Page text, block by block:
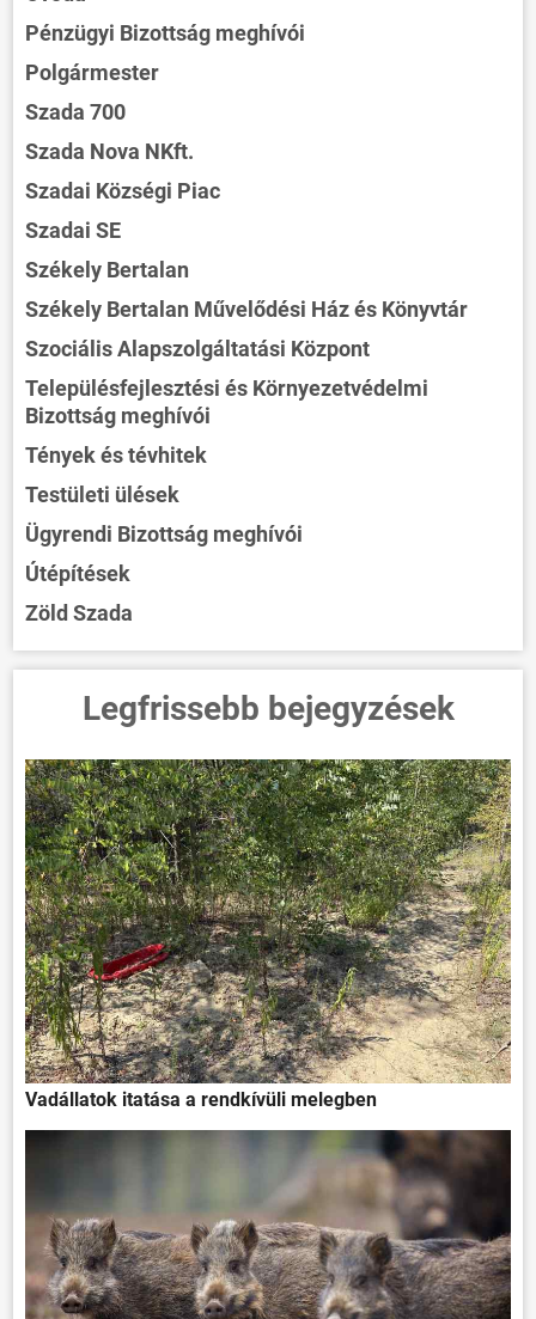
Pénzügyi Bizottság meghívói
Polgármester
Szada 700
Szada Nova NKft.
Szadai Községi Piac
Szadai SE
Székely Bertalan
Székely Bertalan Művelődési Ház és Könyvtár
Szociális Alapszolgáltatási Központ
Településfejlesztési és Környezetvédelmi
Bizottság meghívói
Tények és tévhitek
Testületi ülések
Ügyrendi Bizottság meghívói
Útépítések
Zöld Szada
Legfrissebb bejegyzések
Vadállatok itatása a rendkívüli melegben